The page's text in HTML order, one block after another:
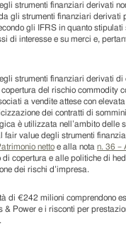
strumenti finanziari derivati
gli strumenti finanziari derivati
gli IFRS in quanto
di interesse e su merci e,
strumenti finanziari derivati
del rischio commodity
a vendite attese con
dei contratti di
è utilizzata nell’ambito delle
fair value degli strumenti
netto e alla nota n. 36 –
di copertura e alle politiche di
dei rischi d’impresa.
di €242 milioni comprendono
& Power e i risconti per